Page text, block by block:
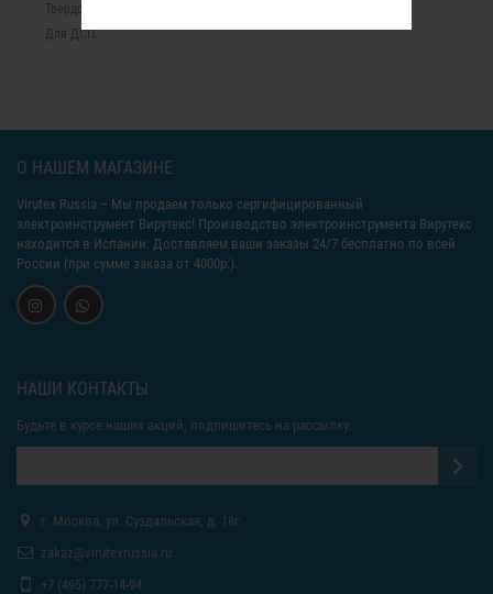
Твердосплавный пильный диск для циркулярной пилы SRI174T.
Для ДСП.
О НАШЕМ МАГАЗИНЕ
Virutex Russia – Мы продаем только сертифицированный
электроинструмент Вирутекс! Производство электроинструмента Вирутекс
находится в Испании. Доставляем ваши заказы 24/7 бесплатно по всей
России (при сумме заказа от 4000р.).
НАШИ КОНТАКТЫ
Будьте в курсе наших акций, подпишитесь на рассылку:
г. Москва, ул. Суздальская, д. 18г
zakaz@virutexrussia.ru
+7 (495) 777-14-94